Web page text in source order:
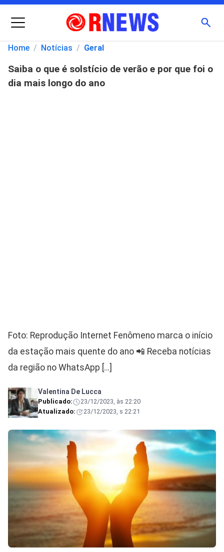
Menu
Pesquisar
por:
Home / Notícias / Geral
Saiba o que é solstício de verão e por que foi o
dia mais longo do ano
Foto: Reprodução Internet Fenômeno marca o início
da estação mais quente do ano 📲 Receba notícias
da região no WhatsApp […]
Valentina De Lucca
Publicado:
23/12/2023, às 22:20
Atualizado:
23/12/2023, s 22:21